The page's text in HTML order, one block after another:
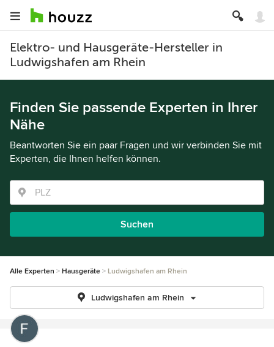
Elektro- und Hausgeräte-Hersteller in
Ludwigshafen am Rhein
Finden Sie passende Experten in Ihrer
Nähe
Beantworten Sie ein paar Fragen und wir verbinden Sie mit
Experten, die Ihnen helfen können.
Suchen
Alle Experten Hausgeräte Ludwigshafen am Rhein
Ludwigshafen am Rhein